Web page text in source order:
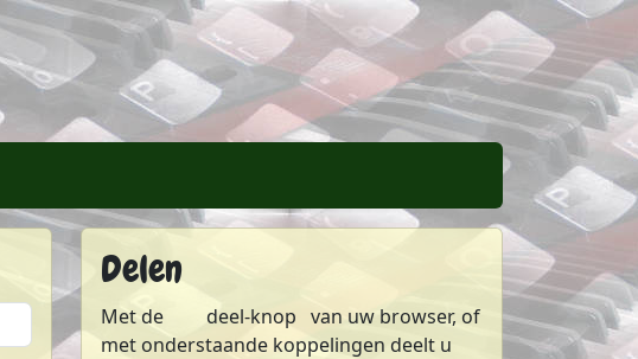
van FWiePs weblog
feed van FWiePs weblog
Delen
Met de deel-knop van uw browser, of
met onderstaande koppelingen deelt u